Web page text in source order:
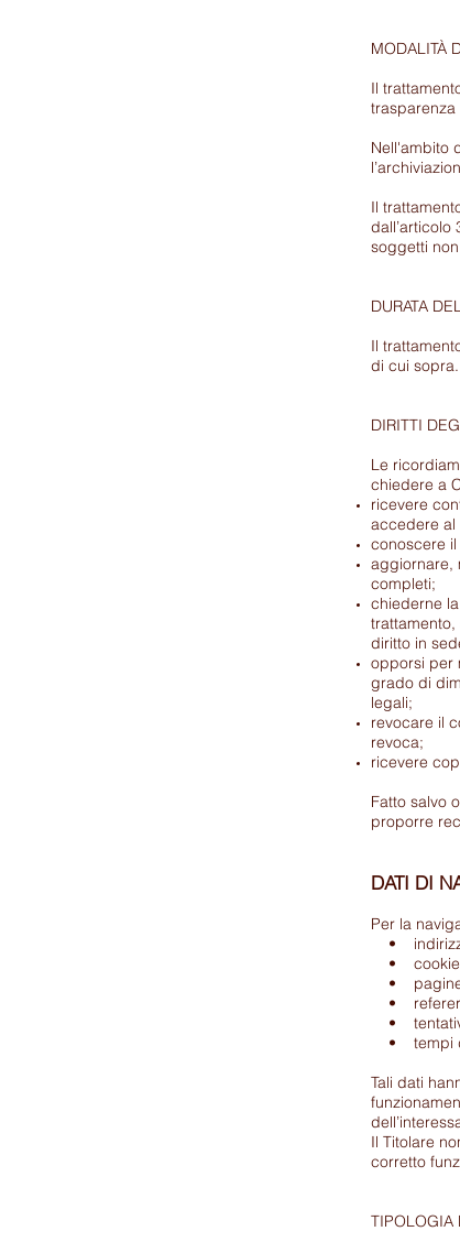
MODALITÀ
Il
trasparenza
Nell'ambito
Il
soggetti
DURATA
Il
di cui sopra.
DIRITTI
Le
chiedere a
ricevere
accedere al
conoscere
aggiornare,
completi;
chiederne
diritto in
opporsi per
grado di
legali;
revocare il
revoca;
ricevere
Fatto salvo
proporre
DATI DI
Per la
•
•
• pagine
•
•
• tempi di
Tali dati
Il Titolare
corretto
TIPOLOGIA